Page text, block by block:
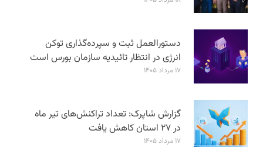
دستورالعمل ثبت و سپرده‌گذاری توکن
انرژی در انتظار تائیدیه سازمان بورس است
۱۷ مرداد ۱۴۰۵
گزارش شاپرک: تعداد تراکنش‌های تیر ماه
در ۲۷ استان‌ کاهش یافت
۱۷ مرداد ۱۴۰۵